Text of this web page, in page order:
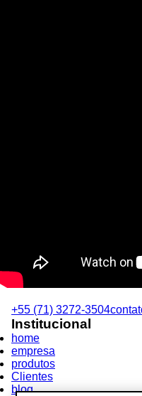
+55 (71) 3272-3504
Institucional
home
empresa
produtos
Clientes
blog